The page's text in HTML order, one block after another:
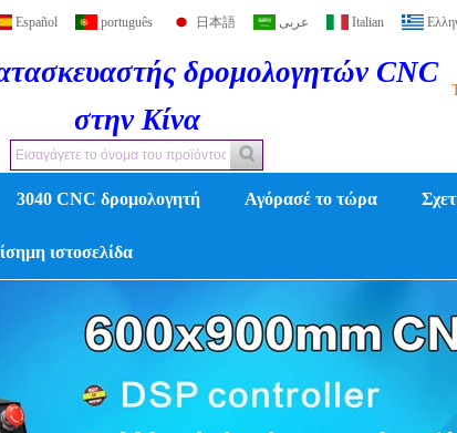
Español português 日本語 عربى Italian
δρομολογητών CNC
στην Κίνα
3040 CNC δρομολογητή Αγόρασέ το τώρα
ιστοσελίδα